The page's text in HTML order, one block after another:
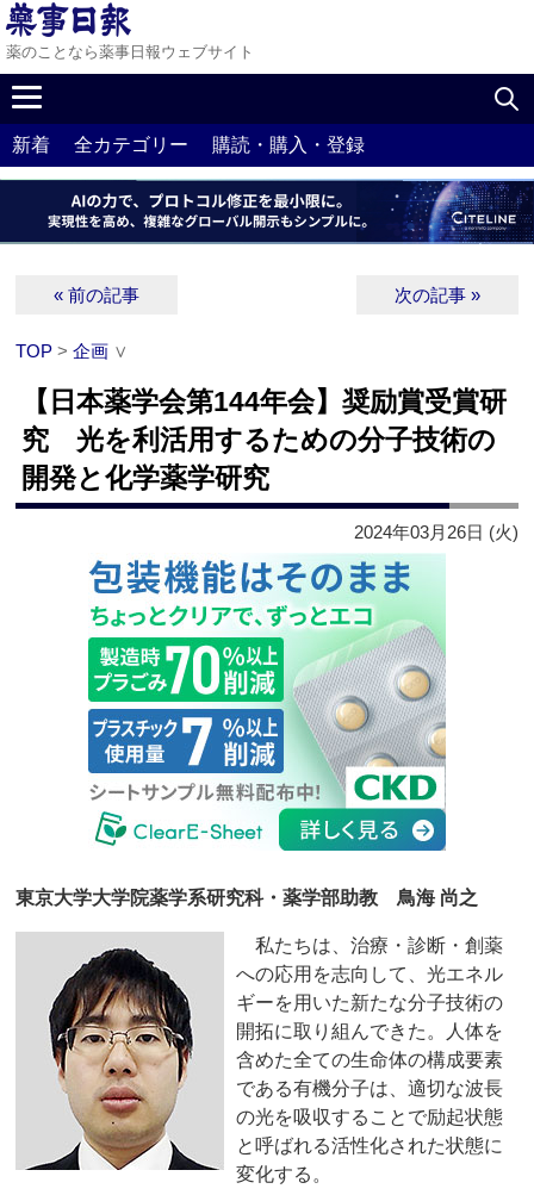
薬のことなら薬事日報ウェブサイト
新着 全カテゴリー 購読・購入・登録
« 前の記事 次の記事 »
TOP >企画 ∨
【日本薬学会第144年会】奨励賞受賞研
究 光を利活用するための分子技術の
開発と化学薬学研究
2024年03月26日 (火)
東京大学大学院薬学系研究科・薬学部助教 鳥海 尚之
私たちは、治療・診断・創薬
への応用を志向して、光エネル
ギーを用いた新たな分子技術の
開拓に取り組んできた。人体を
含めた全ての生命体の構成要素
である有機分子は、適切な波長
の光を吸収することで励起状態
と呼ばれる活性化された状態に
変化する。